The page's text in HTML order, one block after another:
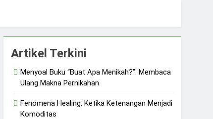
Artikel Terkini
Menyoal Buku “Buat Apa Menikah?”: Membaca
Ulang Makna Pernikahan
Fenomena Healing: Ketika Ketenangan Menjadi
Komoditas